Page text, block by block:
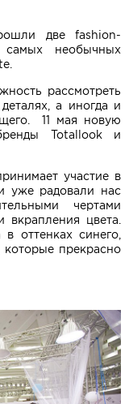
две fashion-
необычных
рассмотреть
а иногда и
11 мая новую
Totallook и
участие в
уже радовали нас
чертами
цвета.
оттенках синего,
прекрасно